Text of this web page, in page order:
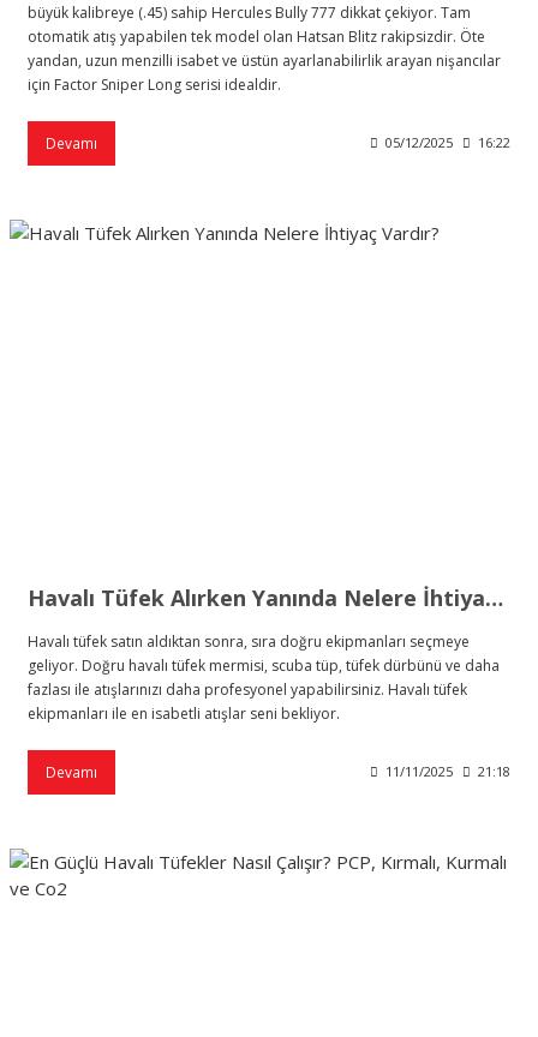
büyük kalibreye (.45) sahip Hercules Bully 777 dikkat çekiyor. Tam
otomatik atış yapabilen tek model olan Hatsan Blitz rakipsizdir. Öte
yandan, uzun menzilli isabet ve üstün ayarlanabilirlik arayan nişancılar
için Factor Sniper Long serisi idealdir.
Devamı 05/12/2025 16:22
Havalı Tüfek Alırken Yanında Nelere İhtiyaç Vardır?
Havalı tüfek satın aldıktan sonra, sıra doğru ekipmanları seçmeye
geliyor. Doğru havalı tüfek mermisi, scuba tüp, tüfek dürbünü ve daha
fazlası ile atışlarınızı daha profesyonel yapabilirsiniz. Havalı tüfek
ekipmanları ile en isabetli atışlar seni bekliyor.
Devamı 11/11/2025 21:18